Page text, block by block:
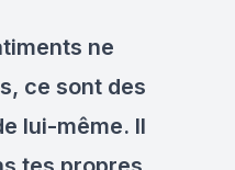
ne
ce sont des
lui-même. Il